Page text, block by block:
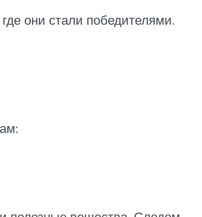
они стали победителями.